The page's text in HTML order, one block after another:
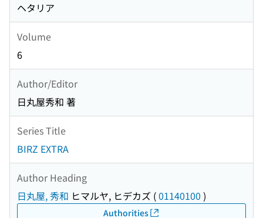
ヘタリア
Volume
6
Author/Editor
日丸屋秀和 著
Series Title
BIRZ EXTRA
Author Heading
日丸屋, 秀和 ヒマルヤ, ヒデカズ (01140100 )
Authorities